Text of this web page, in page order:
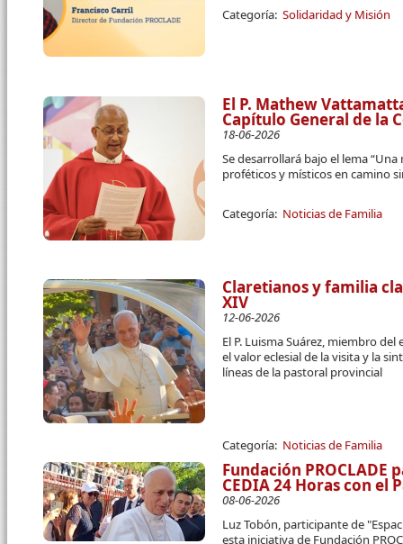
Categoría: Solidaridad y Misión
El P. Mathew
Capítulo General de la
18-06-2026
Se desarrollará bajo el lema
proféticos y místicos en camino
Categoría: Noticias de Familia
Claretianos y familia
XIV
12-06-2026
El P. Luisma Suárez, miembro
el valor eclesial de la visita y la
líneas de la pastoral provincial
Categoría: Noticias de Familia
Fundación
CEDIA 24 Horas con el
08-06-2026
Luz Tobón, participante de
esta iniciativa de Fundación